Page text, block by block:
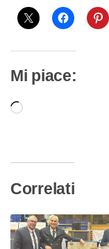
Mi piace:
Caricamento
Correlati